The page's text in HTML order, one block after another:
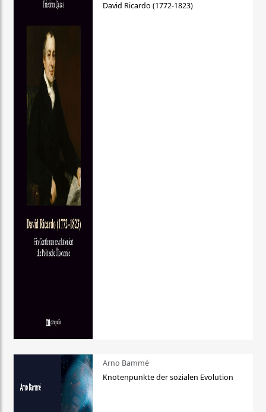
David Ricardo (1772-1823)
Arno Bammé
Knotenpunkte der sozialen Evolution